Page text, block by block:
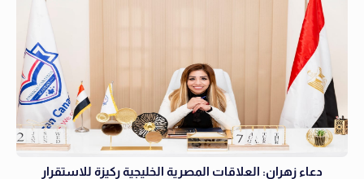
دعاء زهران: العلاقات المصرية الخليجية ركيزة للاستقرار